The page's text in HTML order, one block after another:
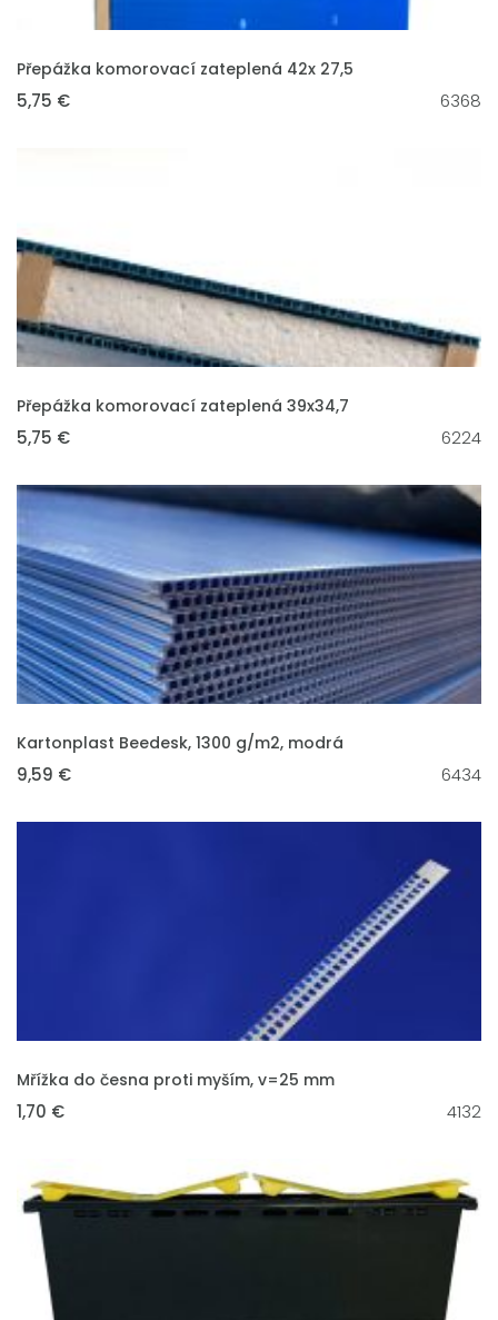
VLOŽIT DO KOŠÍKU
Přepážka komorovací zateplená 42x 27,5
5,75 € 6368
VLOŽIT DO KOŠÍKU
Přepážka komorovací zateplená 39x34,7
5,75 € 6224
VLOŽIT DO KOŠÍKU
Kartonplast Beedesk, 1300 g/m2, modrá
9,59 € 6434
VLOŽIT DO KOŠÍKU
Mřížka do česna proti myším, v=25 mm
1,70 € 4132